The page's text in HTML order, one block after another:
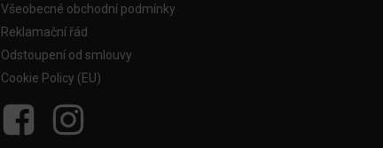
Všeobecné obchodní podmínky
Reklamační řád
Odstoupení od smlouvy
Cookie Policy (EU)